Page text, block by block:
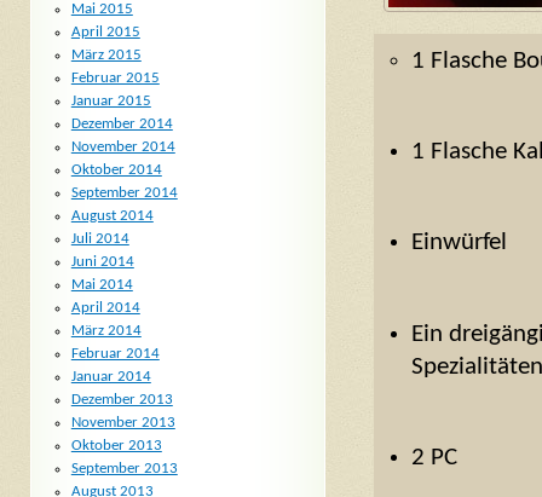
1 Flasche
1 Flasche
Einwürfel
Ein
2 PC
Mai 2015
April 2015
März 2015
Februar 2015
Januar 2015
Dezember 2014
November 2014
Oktober 2014
September 2014
August 2014
Juli 2014
Juni 2014
Mai 2014
April 2014
März 2014
Februar 2014
Januar 2014
Dezember 2013
November 2013
Oktober 2013
September 2013
August 2013